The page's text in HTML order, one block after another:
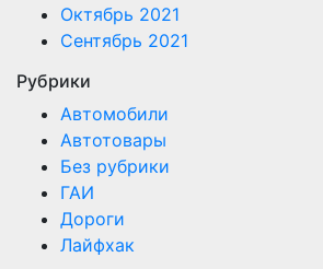
Октябрь 2021
Сентябрь 2021
Рубрики
Автомобили
Автотовары
Без рубрики
ГАИ
Дороги
Лайфхак